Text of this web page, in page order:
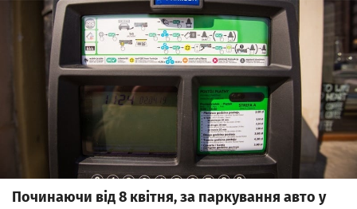
Kliknij, aby powiększyć
Починаючи від 8 квітня, за паркування авто у